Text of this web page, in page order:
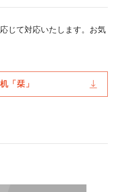
じて対応いたします。お気
「栞」